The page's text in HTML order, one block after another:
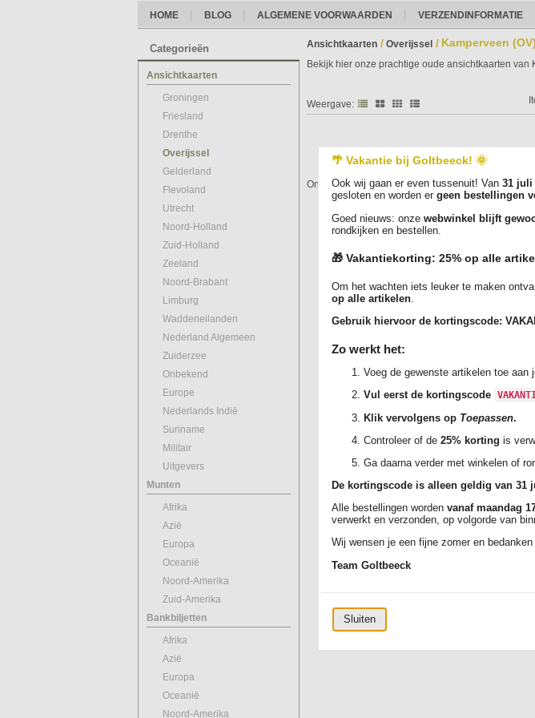
HOME BLOG ALGEMENE VOORWAARDEN VERZENDINFORMATIE
Categorieën
Ansichtkaarten
Groningen
Friesland
Drenthe
Overijssel
Gelderland
Flevoland
Utrecht
Noord-Holland
Zuid-Holland
Zeeland
Noord-Brabant
Limburg
Waddeneilanden
Nederland Algemeen
Zuiderzee
Onbekend
Europe
Nederlands Indië
Suriname
Militair
Uitgevers
Munten
Afrika
Azië
Europa
Oceanië
Noord-Amerika
Zuid-Amerika
Bankbiljetten
Afrika
Azië
Europa
Oceanië
Noord-Amerika
Ansichtkaarten / Overijssel / Kamperveen (OV)
Bekijk hier onze prachtige oude ansichtkaarten van
Weergave:
Geen
Online prachtige oude ansichtkaarten bestellen
🌴 Vakantie bij Goltbeeck! 🌞
Ook wij gaan er even tussenuit! Van 31 juli
gesloten en worden er geen bestellingen
Goed nieuws: onze webwinkel blijft
rondkijken en bestellen.
🎁 Vakantiekorting: 25% op alle
Om het wachten iets leuker te maken
op alle artikelen.
Gebruik hiervoor de kortingscode:
Zo werkt het:
Voeg de gewenste artikelen toe aan
Vul eerst de kortingscode
Klik vervolgens op Toepassen.
Controleer of de 25% korting is
Ga daarna verder met winkelen of
De kortingscode is alleen geldig van 31
Alle bestellingen worden vanaf maandag
verwerkt en verzonden, op volgorde van
Wij wensen je een fijne zomer en
Team Goltbeeck
Sluiten